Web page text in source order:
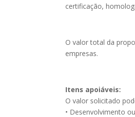
certificação,
O valor total da
empresas.
Itens apoiáveis:
O valor solicitado
• Desenvolvimento